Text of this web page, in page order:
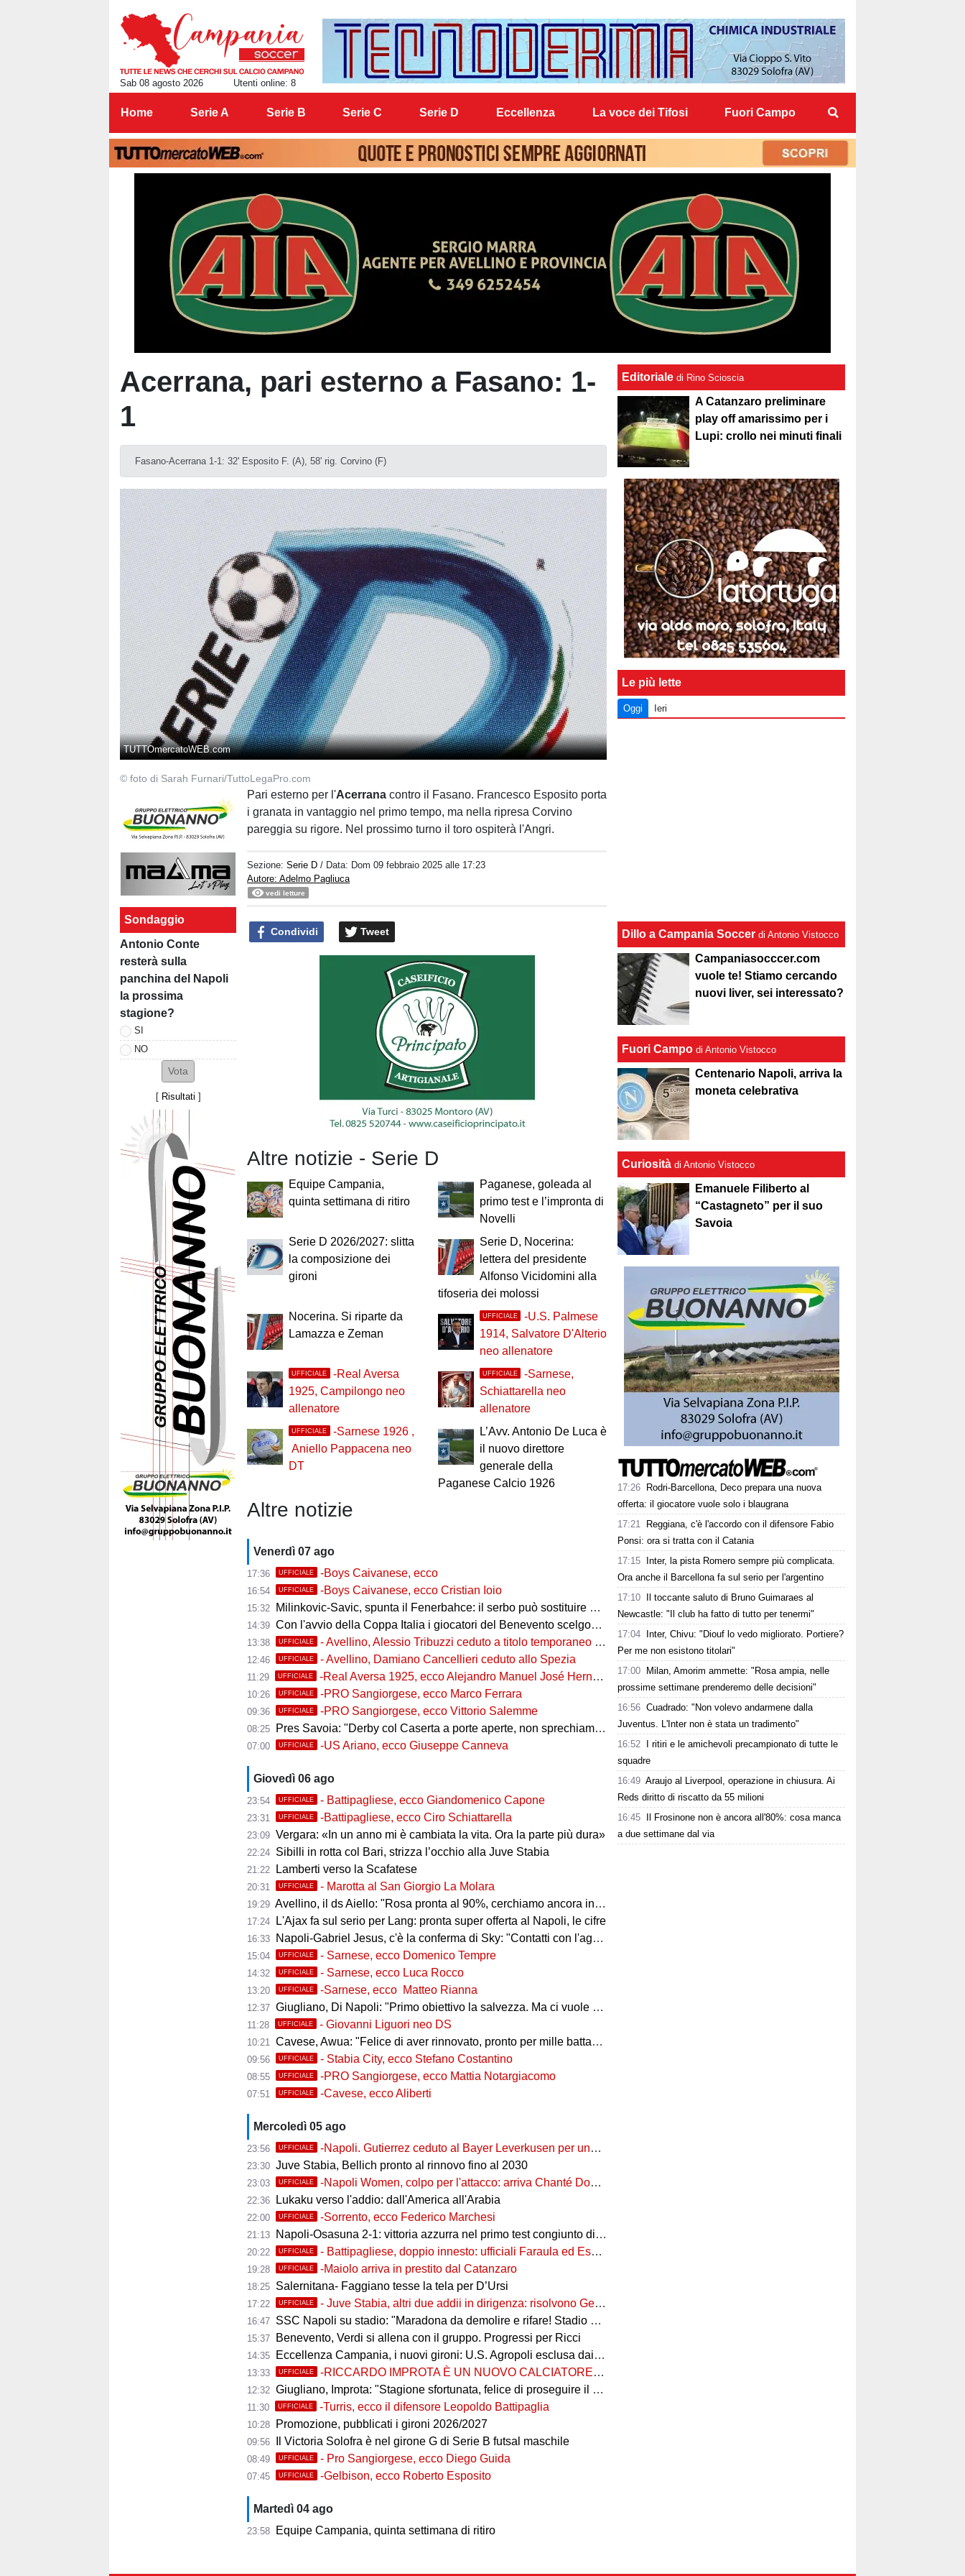
Sab 08 agosto 2026 Utenti online: 8
Home Serie A Serie B Serie C Serie D Eccellenza La voce dei Tifosi Fuori Campo
Acerrana, pari esterno a Fasano: 1-
1
Fasano-Acerrana 1-1: 32' Esposito F. (A), 58' rig. Corvino (F)
TUTTOmercatoWEB.com
© foto di Sarah Furnari/TuttoLegaPro.com
Sondaggio
Antonio Conte
resterà sulla
panchina del Napoli
la prossima
stagione?
SI
NO
[ Risultati ]
Pari esterno per l'Acerranacontro il Fasano. Francesco Esposito porta
i granata in vantaggio nel primo tempo, ma nella ripresa Corvino
pareggia su rigore. Nel prossimo turno il toro ospiterà l'Angri.
Sezione:Serie D / Data: Dom 09 febbraio 2025 alle 17:23
Autore: Adelmo Pagliuca
vedi letture
Condividi Tweet
Altre notizie - Serie D
Equipe Campania,
quinta settimana di ritiro
Paganese, goleada al
primo test e l’impronta di
Novelli
Serie D 2026/2027: slitta
la composizione dei
gironi
Serie D, Nocerina:
lettera del presidente
Alfonso Vicidomini alla
tifoseria dei molossi
Nocerina. Si riparte da
Lamazza e Zeman
UFFICIALE
-U.S. Palmese
1914, Salvatore D'Alterio
neo allenatore
UFFICIALE
-Real Aversa
1925, Campilongo neo
allenatore
UFFICIALE
-Sarnese,
Schiattarella neo
allenatore
UFFICIALE
-Sarnese 1926 ,
Aniello Pappacena neo
DT
L’Avv. Antonio De Luca è
il nuovo direttore
generale della
Paganese Calcio 1926
Altre notizie
Venerdì 07 ago
17:36 UFFICIALE -Boys Caivanese, ecco
16:54 UFFICIALE -Boys Caivanese, ecco Cristian Ioio
15:32 Milinkovic-Savic, spunta il Fenerbahce: il serbo può sostituire Ederson
14:39 Con l'avvio della Coppa Italia i giocatori del Benevento scelgono i numeri di maglia
13:38 UFFICIALE - Avellino, Alessio Tribuzzi ceduto a titolo temporaneo al Bari
12:46 UFFICIALE - Avellino, Damiano Cancellieri ceduto allo Spezia
11:29 UFFICIALE -Real Aversa 1925, ecco Alejandro Manuel José Hernández Gouveia,
10:26 UFFICIALE -PRO Sangiorgese, ecco Marco Ferrara
09:36 UFFICIALE -PRO Sangiorgese, ecco Vittorio Salemme
08:25 Pres Savoia: "Derby col Caserta a porte aperte, non sprechiamo l'occasione"
07:00 UFFICIALE -US Ariano, ecco Giuseppe Canneva
Giovedì 06 ago
23:54 UFFICIALE - Battipagliese, ecco Giandomenico Capone
23:31 UFFICIALE -Battipagliese, ecco Ciro Schiattarella
23:09 Vergara: «In un anno mi è cambiata la vita. Ora la parte più dura»
22:24 Sibilli in rotta col Bari, strizza l’occhio alla Juve Stabia
21:22 Lamberti verso la Scafatese
20:31 UFFICIALE - Marotta al San Giorgio La Molara
19:29 Avellino, il ds Aiello: "Rosa pronta al 90%, cerchiamo ancora innesti di qualità"
17:24 L'Ajax fa sul serio per Lang: pronta super offerta al Napoli, le cifre
16:33 Napoli-Gabriel Jesus, c'è la conferma di Sky: "Contatti con l'agente, i dettagli"
15:04 UFFICIALE - Sarnese, ecco Domenico Tempre
14:32 UFFICIALE - Sarnese, ecco Luca Rocco
13:20 UFFICIALE -Sarnese, ecco Matteo Rianna
12:37 Giugliano, Di Napoli: "Primo obiettivo la salvezza. Ma ci vuole ambizione"
11:28 UFFICIALE - Giovanni Liguori neo DS
10:21 Cavese, Awua: "Felice di aver rinnovato, pronto per mille battaglie"
09:56 UFFICIALE - Stabia City, ecco Stefano Costantino
08:55 UFFICIALE -PRO Sangiorgese, ecco Mattia Notargiacomo
07:51 UFFICIALE -Cavese, ecco Aliberti
Mercoledì 05 ago
23:56 UFFICIALE -Napoli. Gutierrez ceduto al Bayer Leverkusen per una cifra record
23:30 Juve Stabia, Bellich pronto al rinnovo fino al 2030
23:03 UFFICIALE -Napoli Women, colpo per l'attacco: arriva Chanté Dompig
22:36 Lukaku verso l'addio: dall'America all'Arabia
22:00 UFFICIALE -Sorrento, ecco Federico Marchesi
21:13 Napoli-Osasuna 2-1: vittoria azzurra nel primo test congiunto di Castel di Sangro
20:22 UFFICIALE - Battipagliese, doppio innesto: ufficiali Faraula ed Esposito
19:28 UFFICIALE -Maiolo arriva in prestito dal Catanzaro
18:25 Salernitana- Faggiano tesse la tela per D’Ursi
17:22 UFFICIALE - Juve Stabia, altri due addii in dirigenza: risolvono Gerbo e Zanardini
16:47 SSC Napoli su stadio: "Maradona da demolire e rifare! Stadio nuovo in ex area Q8"
15:37 Benevento, Verdi si allena con il gruppo. Progressi per Ricci
14:35 Eccellenza Campania, i nuovi gironi: U.S. Agropoli esclusa dai ripescaggi
13:33 UFFICIALE -RICCARDO IMPROTA È UN NUOVO CALCIATORE DEL GIUGLIANO
12:32 Giugliano, Improta: "Stagione sfortunata, felice di proseguire il percorso"
11:30 UFFICIALE -Turris, ecco il difensore Leopoldo Battipaglia
10:28 Promozione, pubblicati i gironi 2026/2027
09:56 Il Victoria Solofra è nel girone G di Serie B futsal maschile
08:49 UFFICIALE - Pro Sangiorgese, ecco Diego Guida
07:45 UFFICIALE -Gelbison, ecco Roberto Esposito
Martedì 04 ago
23:58 Equipe Campania, quinta settimana di ritiro
Editoriale di Rino Scioscia
A Catanzaro preliminare
play off amarissimo per i
Lupi: crollo nei minuti finali
Le più lette
Oggi Ieri
Dillo a Campania Soccer di Antonio Vistocco
Campaniasocccer.com
vuole te! Stiamo cercando
nuovi liver, sei interessato?
Fuori Campo di Antonio Vistocco
Centenario Napoli, arriva la
moneta celebrativa
Curiosità di Antonio Vistocco
Emanuele Filiberto al
“Castagneto” per il suo
Savoia
17:26
Rodri-Barcellona, Deco prepara una nuova
offerta: il giocatore vuole solo i blaugrana
17:21
Reggiana, c'è l'accordo con il difensore Fabio
Ponsi: ora si tratta con il Catania
17:15
Inter, la pista Romero sempre più complicata.
Ora anche il Barcellona fa sul serio per l'argentino
17:10
Il toccante saluto di Bruno Guimaraes al
Newcastle: "Il club ha fatto di tutto per tenermi"
17:04
Inter, Chivu: "Diouf lo vedo migliorato. Portiere?
Per me non esistono titolari"
17:00
Milan, Amorim ammette: "Rosa ampia, nelle
prossime settimane prenderemo delle decisioni"
16:56 Cuadrado: "Non volevo andarmene dalla
Juventus. L'Inter non è stata un tradimento"
16:52
I ritiri e le amichevoli precampionato di tutte le
squadre
16:49 Araujo al Liverpool, operazione in chiusura. Ai
Reds diritto di riscatto da 55 milioni
16:45
Il Frosinone non è ancora all'80%: cosa manca
a due settimane dal via